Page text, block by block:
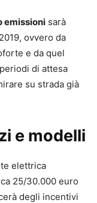
emissioni sarà
ovvero da
e da quel
di attesa
su strada già
e modelli
elettrica
25/30.000 euro
degli incentivi